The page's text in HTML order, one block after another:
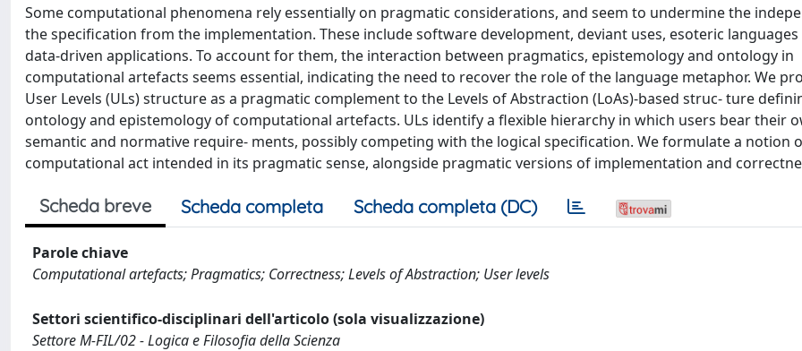
Some computational phenomena rely essentially on pragmatic considerations, and seem to undermine the
the specification from the implementation. These include software development, deviant uses, esoteric
data-driven applications. To account for them, the interaction between pragmatics, epistemology and ontology in
computational artefacts seems essential, indicating the need to recover the role of the language metaphor. We
User Levels (ULs) structure as a pragmatic complement to the Levels of Abstraction (LoAs)-based struc- ture
ontology and epistemology of computational artefacts. ULs identify a flexible hierarchy in which users bear their
semantic and normative require- ments, possibly competing with the logical specification. We formulate a notion
computational act intended in its pragmatic sense, alongside pragmatic versions of implementation and
Scheda breve Scheda completa Scheda completa (DC)
Parole chiave
Computational artefacts; Pragmatics; Correctness; Levels of Abstraction; User levels
Settori scientifico-disciplinari dell'articolo (sola visualizzazione)
Settore M-FIL/02 - Logica e Filosofia della Scienza